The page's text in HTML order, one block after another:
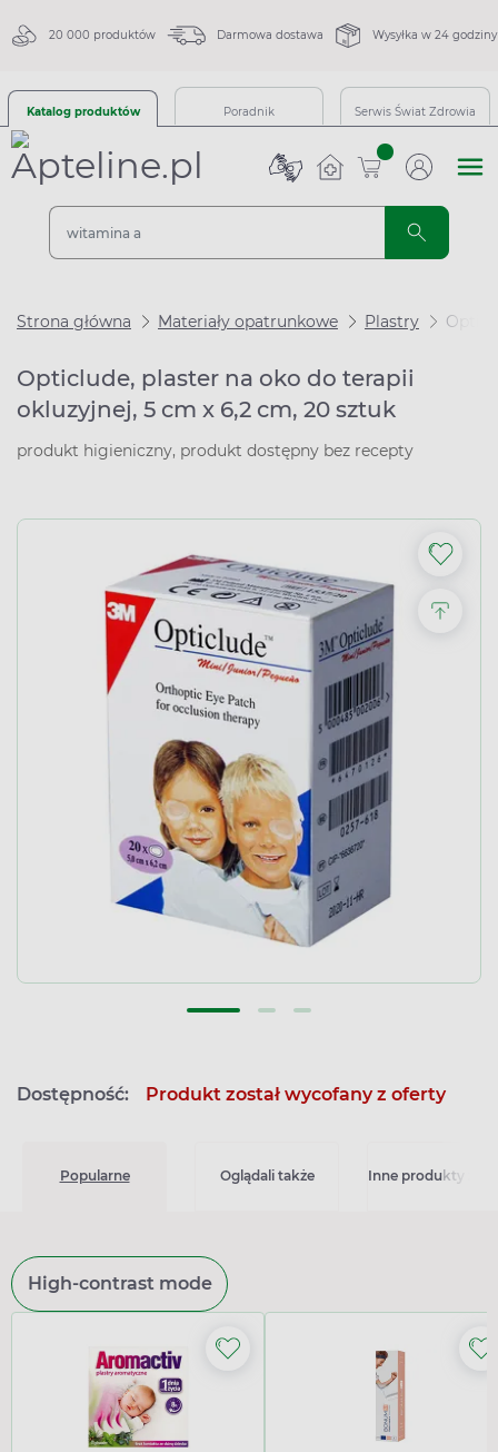
20 000 produktów Darmowa dostawa Wysyłka w 24 godziny
Katalog produktów Poradnik Serwis Świat Zdrowia
sztuk
Strona główna Materiały opatrunkowe Plastry
Opticlude, plaster na oko do terapii
okluzyjnej, 5 cm x 6,2 cm, 20 sztuk
produkt higieniczny, produkt dostępny bez recepty
Dostępność: Produkt został wycofany z oferty
Popularne Oglądali także Inne produkty z
High-contrast mode